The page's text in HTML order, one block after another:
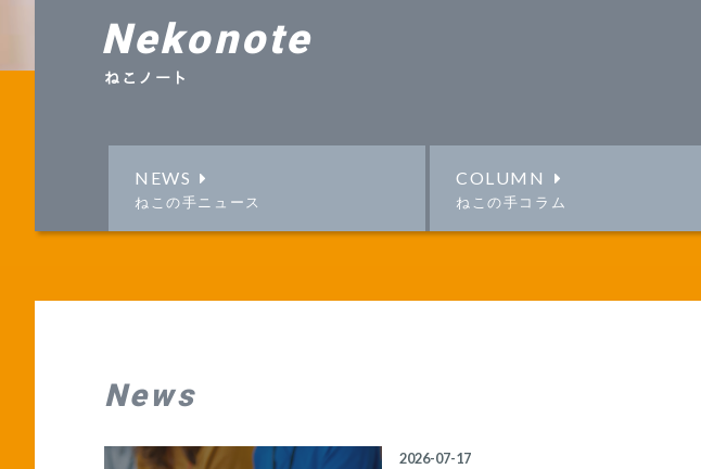
Nekonote
ねこノート
NEWS
ねこの手ニュース
COLUMN
ねこの手コラム
News
2026-07-17